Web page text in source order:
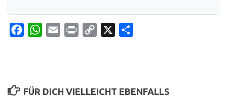
FacebookWhatsApp
Email Print
Copy
FÜR DICH VIELLEICHT EBENFALLS